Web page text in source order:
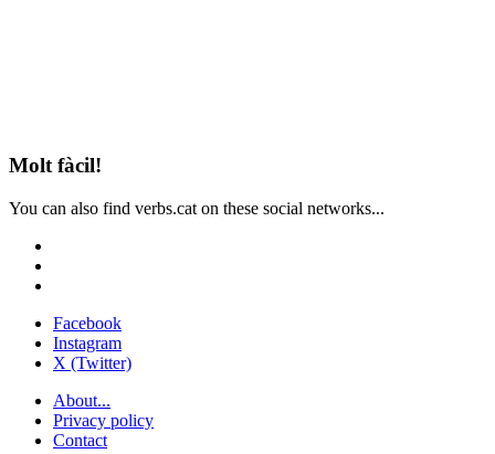
Molt fàcil!
You can also find verbs.cat on these social networks...
Facebook
Instagram
X (Twitter)
About...
Privacy policy
Contact